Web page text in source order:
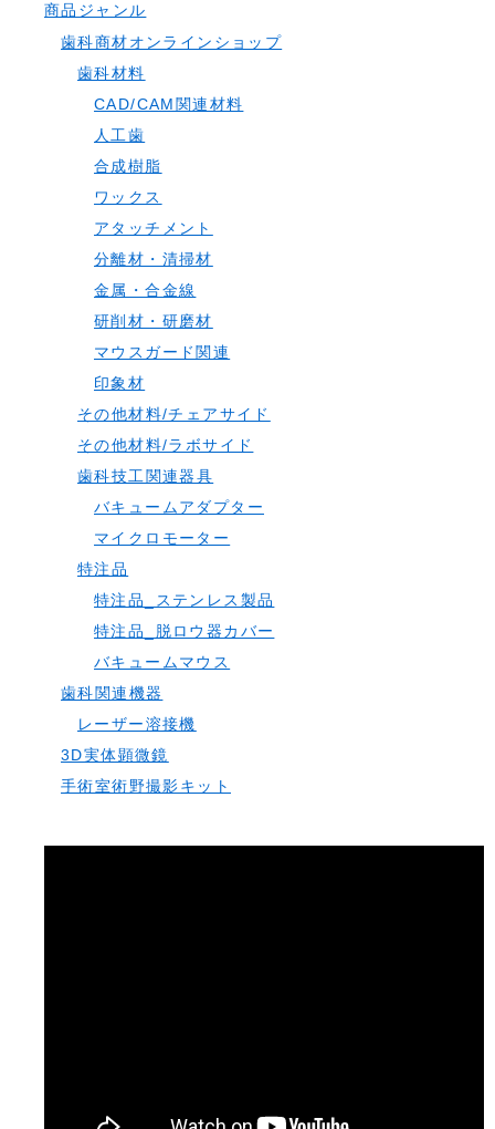
商品ジャンル
歯科商材オンラインショップ
歯科材料
CAD/CAM関連材料
人工歯
合成樹脂
ワックス
アタッチメント
分離材・清掃材
金属・合金線
研削材・研磨材
マウスガード関連
印象材
その他材料/チェアサイド
その他材料/ラボサイド
歯科技工関連器具
バキュームアダプター
マイクロモーター
特注品
特注品_ステンレス製品
特注品_脱ロウ器カバー
バキュームマウス
歯科関連機器
レーザー溶接機
3D実体顕微鏡
手術室術野撮影キット